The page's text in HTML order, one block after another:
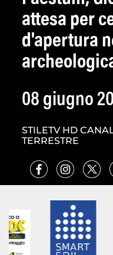
attesa per
d'apertura
08 giugno
STILETV HD
TERRESTRE